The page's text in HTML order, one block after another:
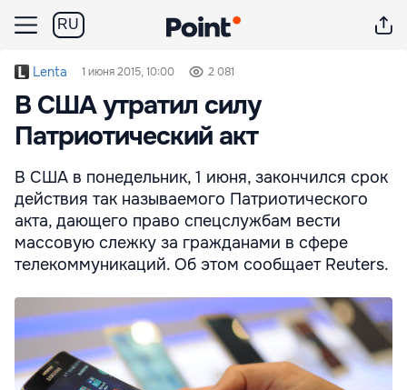
RU
Lenta 1 июня 2015, 10:00 2 081
В США утратил силу
Патриотический акт
В США в понедельник, 1 июня, закончился срок
действия так называемого Патриотического
акта, дающего право спецслужбам вести
массовую слежку за гражданами в сфере
телекоммуникаций. Об этом сообщает Reuters.